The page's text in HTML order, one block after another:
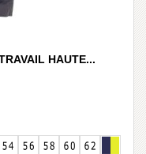
HAUTE...